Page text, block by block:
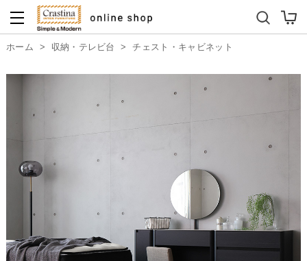
ダイニングテーブルセット
ホーム > 収納・テレビ台 > チェスト・キャビネット